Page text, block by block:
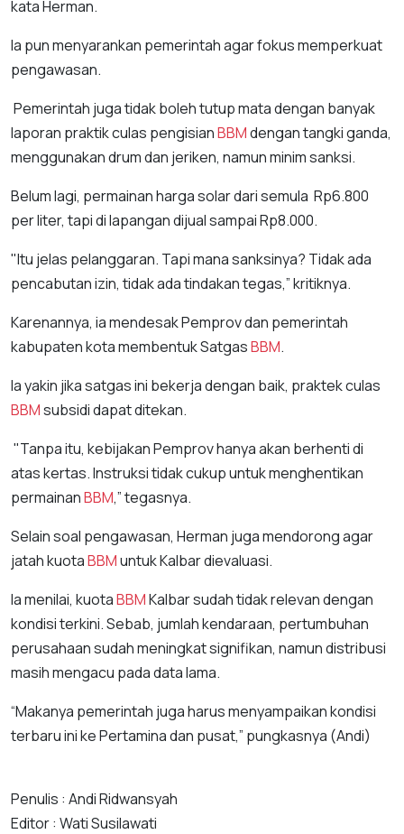
kata Herman.
Ia pun menyarankan pemerintah agar fokus memperkuat
pengawasan.
Pemerintah juga tidak boleh tutup mata dengan banyak
laporan praktik culas pengisianBBMdengan tangki ganda,
menggunakan drum dan jeriken, namun minim sanksi.
Belum lagi, permainan harga solar dari semula Rp6.800
per liter, tapi di lapangan dijual sampai Rp8.000.
"Itu jelas pelanggaran. Tapi mana sanksinya? Tidak ada
pencabutan izin, tidak ada tindakan tegas,” kritiknya.
Karenannya, ia mendesak Pemprov dan pemerintah
kabupaten kota membentuk SatgasBBM.
Ia yakin jika satgas ini bekerja dengan baik, praktek culas
BBMsubsidi dapat ditekan.
"Tanpa itu, kebijakan Pemprov hanya akan berhenti di
atas kertas. Instruksi tidak cukup untuk menghentikan
permainanBBM,” tegasnya.
Selain soal pengawasan, Herman juga mendorong agar
jatah kuotaBBMuntuk Kalbar dievaluasi.
Ia menilai, kuotaBBMKalbar sudah tidak relevan dengan
kondisi terkini. Sebab, jumlah kendaraan, pertumbuhan
perusahaan sudah meningkat signifikan, namun distribusi
masih mengacu pada data lama.
“Makanya pemerintah juga harus menyampaikan kondisi
terbaru ini ke Pertamina dan pusat,” pungkasnya (Andi)
Penulis : Andi Ridwansyah
Editor : Wati Susilawati